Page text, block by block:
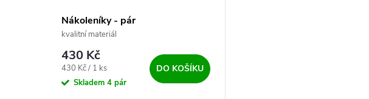
Nákoleníky - pár
kvalitní materiál
430 Kč
Měrná cena:
430 Kč / 1 ks
Skladem 4 pár
DO KOŠÍKU